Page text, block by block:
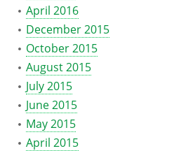
April 2016
December 2015
October 2015
August 2015
July 2015
June 2015
May 2015
April 2015